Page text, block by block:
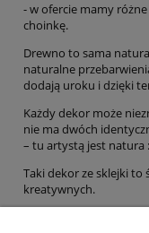
- w ofercie mamy
choinkę.
Drewno to sama
naturalne
dodają uroku i dzięki
Każdy dekor może
nie ma dwóch
– tu artystą jest natura
Taki dekor ze sklejki
kreatywnych.